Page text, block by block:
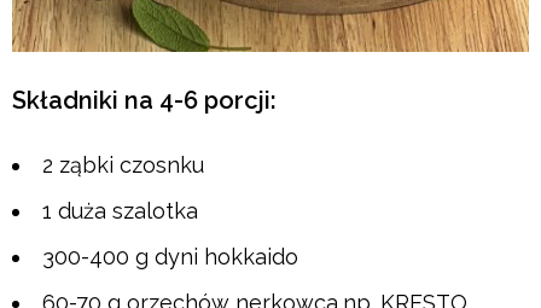
Składniki na 4-6 porcji:
2 ząbki czosnku
1 duża szalotka
300-400 g dyni hokkaido
60-70 g orzechów nerkowca,np. KRESTO